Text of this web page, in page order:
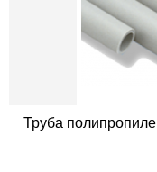
Труба